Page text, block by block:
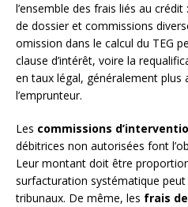
l’ensemble des frais liés au
de dossier et commissions
omission dans le calcul du TEG
clause d’intérêt, voire la
en taux légal, généralement plus
l’emprunteur.
Les commissions
débitrices non autorisées font
Leur montant doit être
surfacturation systématique
tribunaux. De même, les frais